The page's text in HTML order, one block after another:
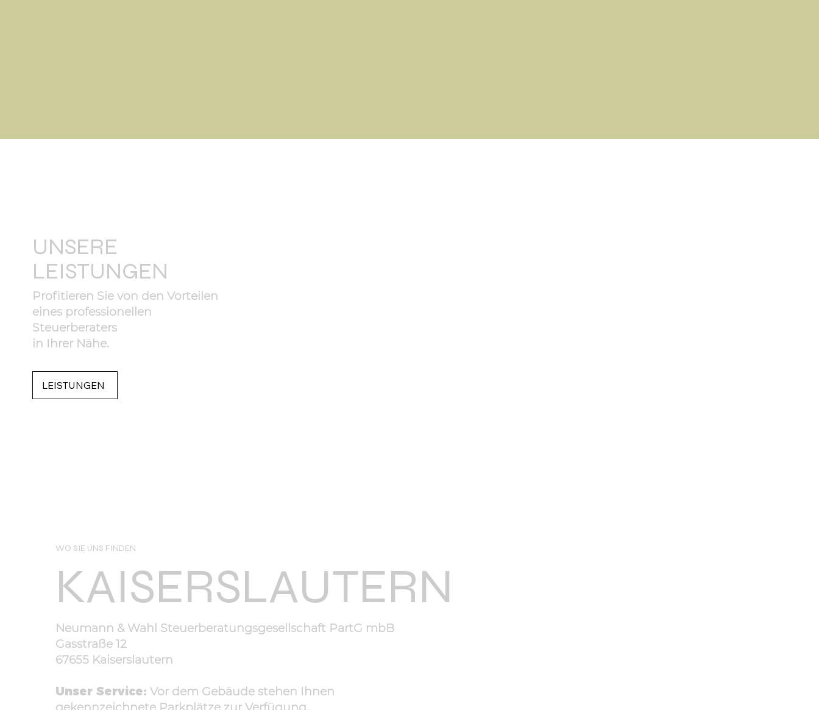
WO SIE UNS FINDEN
KAISERSLAUTERN
Neumann & Wahl Steuerberatungsgesellschaft PartG mbB
Gasstraße 12
67655 Kaiserslautern
Unser Service: Vor dem Gebäude stehen Ihnen
UNSERE
LEISTUNGEN
Profitieren Sie von den Vorteilen
eines professionellen
Steuerberaters
in Ihrer Nähe.
LEISTUNGEN